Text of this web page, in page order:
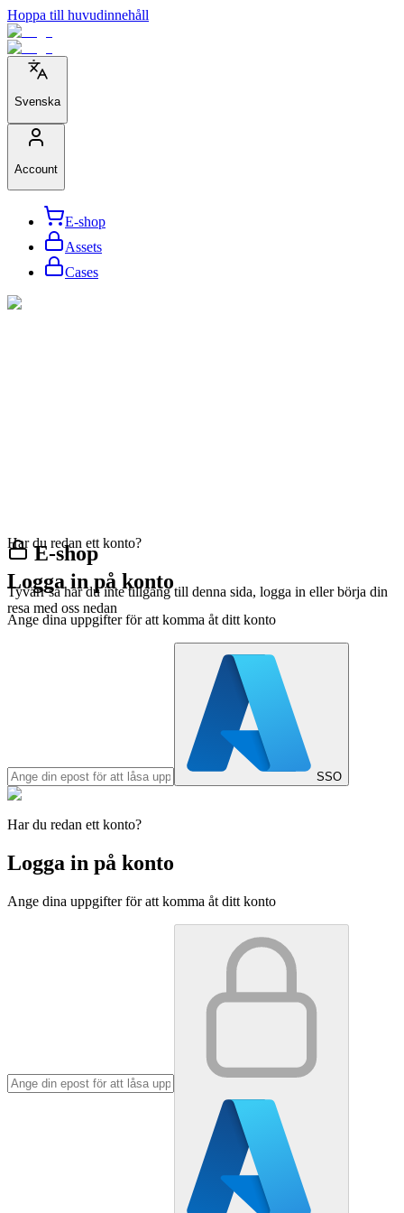
Hoppa till huvudinnehåll
Svenska
Account
E-shop
Assets
Cases
E-shop
Tyvärr så har du inte tillgång till denna sida, logga in eller börja din
resa med oss nedan
Har du redan ett konto?
Logga in på konto
Ange dina uppgifter för att komma åt ditt konto
SSO
Har du redan ett konto?
Logga in på konto
Ange dina uppgifter för att komma åt ditt konto